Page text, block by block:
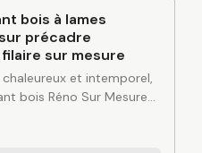
bois à lames
précadre
sur mesure
et intemporel,
bois Réno Sur Mesure
à votre façade tout
l’isolation et la protection